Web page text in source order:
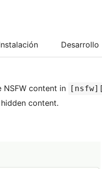
Desarrollo
content in
content.